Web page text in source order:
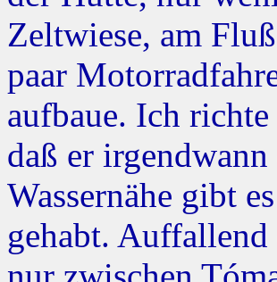
Zeltwiese, am
paar
aufbaue. Ich
daß er
Wassernähe gibt
gehabt.